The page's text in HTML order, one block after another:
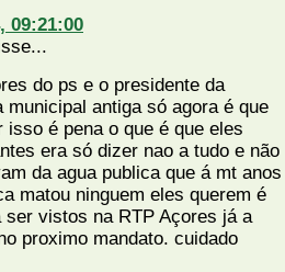
09:21:00
do ps e o presidente da
municipal antiga só agora é que
isso é pena o que é que eles
era só dizer nao a tudo e não
da agua publica que á mt
matou ninguem eles querem é
ser vistos na RTP Açores já a
proximo mandato. cuidado